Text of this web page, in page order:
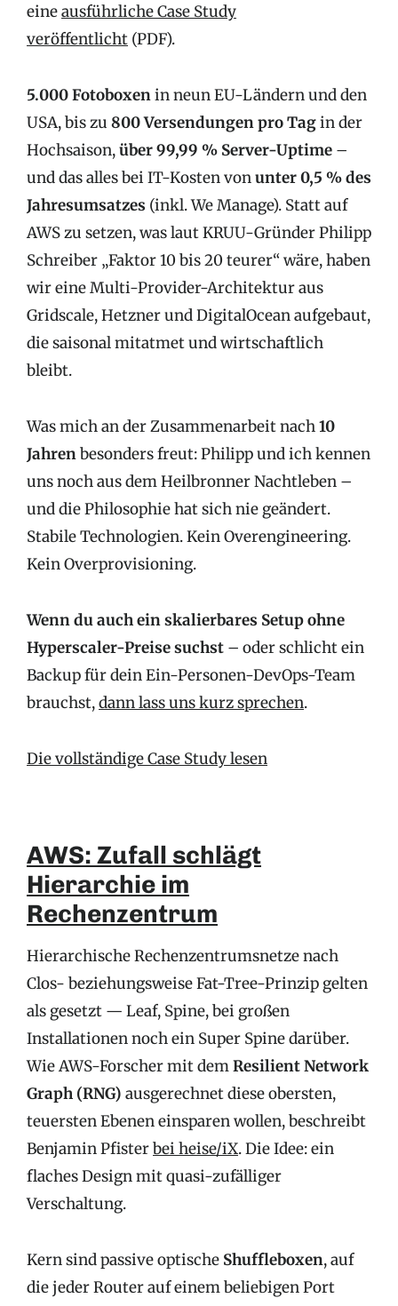
eineausführliche Case Study
veröffentlicht (PDF).
5.000 Fotoboxenin neun EU-Ländern und den
USA, bis zu 800 Versendungen pro Tagin der
Hochsaison,über 99,99 % Server-Uptime –
und das alles bei IT-Kosten vonunter 0,5 % des
Jahresumsatzes (inkl. We Manage). Statt auf
AWS zu setzen, was laut KRUU-Gründer Philipp
Schreiber „Faktor 10 bis 20 teurer“ wäre, haben
wir eine Multi-Provider-Architektur aus
Gridscale, Hetzner und DigitalOcean aufgebaut,
die saisonal mitatmet und wirtschaftlich
bleibt.
Was mich an der Zusammenarbeit nach10
Jahrenbesonders freut: Philipp und ich kennen
uns noch aus dem Heilbronner Nachtleben –
und die Philosophie hat sich nie geändert.
Stabile Technologien. Kein Overengineering.
Kein Overprovisioning.
Wenn du auch ein skalierbares Setup ohne
Hyperscaler-Preise suchst – oder schlicht ein
Backup für dein Ein-Personen-DevOps-Team
brauchst,dann lass uns kurz sprechen.
Die vollständige Case Study lesen
AWS: Zufall schlägt
Hierarchie im
Rechenzentrum
Hierarchische Rechenzentrumsnetze nach
Clos- beziehungsweise Fat-Tree-Prinzip gelten
als gesetzt — Leaf, Spine, bei großen
Installationen noch ein Super Spine darüber.
Wie AWS-Forscher mit demResilient Network
Graph (RNG) ausgerechnet diese obersten,
teuersten Ebenen einsparen wollen, beschreibt
Benjamin Pfisterbei heise/iX. Die Idee: ein
flaches Design mit quasi-zufälliger
Verschaltung.
Kern sind passive optische Shuffleboxen, auf
die jeder Router auf einem beliebigen Port